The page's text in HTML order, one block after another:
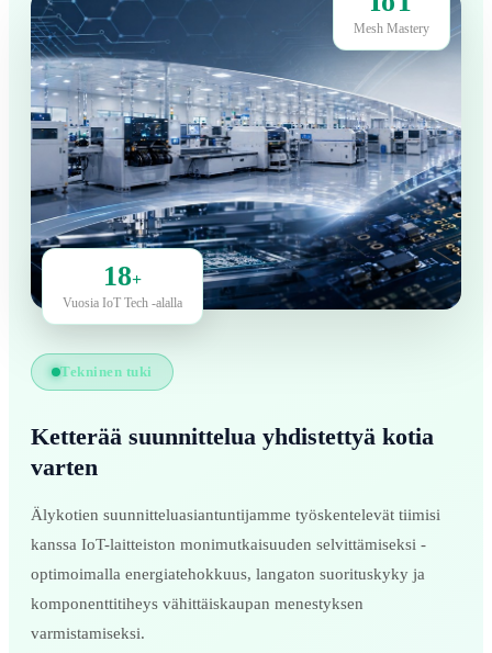
18+
Vuosia IoT Tech -alalla
Mesh Mastery
Tekninen tuki
Ketterää suunnittelua yhdistettyä kotia
varten
Älykotien suunnitteluasiantuntijamme työskentelevät tiimisi
kanssa IoT-laitteiston monimutkaisuuden selvittämiseksi -
optimoimalla energiatehokkuus, langaton suorituskyky ja
komponenttitiheys vähittäiskaupan menestyksen
varmistamiseksi.